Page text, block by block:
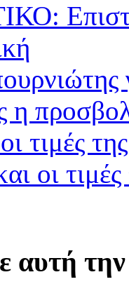
η
τιμές
οι
αυτή